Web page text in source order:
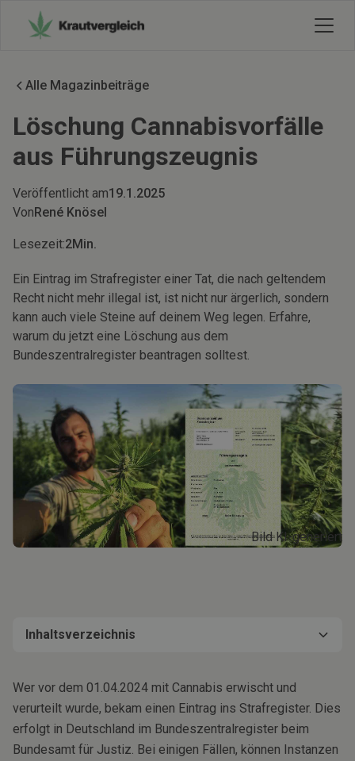
Alle Magazinbeiträge
Löschung Cannabisvorfälle
aus Führungszeugnis
Veröffentlicht am19.1.2025
VonRené Knösel
Lesezeit:2Min.
Ein Eintrag im Strafregister einer Tat, die nach geltendem
Recht nicht mehr illegal ist, ist nicht nur ärgerlich, sondern
kann auch viele Steine auf deinem Weg legen. Erfahre,
warum du jetzt eine Löschung aus dem
Bundeszentralregister beantragen solltest.
Bild KI-generiert
Inhaltsverzeichnis
Wer vor dem 01.04.2024 mit Cannabis erwischt und
verurteilt wurde, bekam einen Eintrag ins Strafregister. Dies
erfolgt in Deutschland im Bundeszentralregister beim
Bundesamt für Justiz. Bei einigen Fällen, können Instanzen